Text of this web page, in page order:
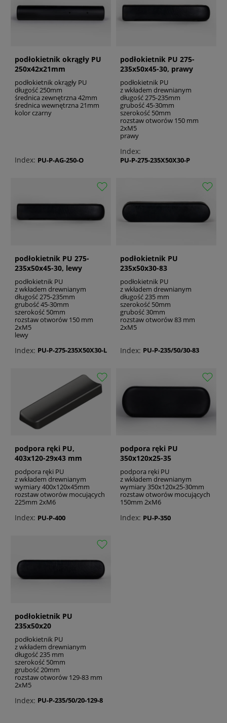
podłokietnik okrągły PU
250x42x21mm
podłokietnik okrągły PU
długość 250mm
średnica zewnętrzna 42mm
średnica wewnętrzna 21mm
kolor czarny
Index: PU-P-AG-250-O
podłokietnik PU 275-
235x50x45-30, prawy
podłokietnik PU
z wkładem drewnianym
długość 275-235mm
grubość 45-30mm
szerokość 50mm
rozstaw otworów 150 mm
2xM5
prawy
Index:
PU-P-275-235X50X30-P
podłokietnik PU 275-
235x50x45-30, lewy
podłokietnik PU
z wkładem drewnianym
długość 275-235mm
grubość 45-30mm
szerokość 50mm
rozstaw otworów 150 mm
2xM5
lewy
Index: PU-P-275-235X50X30-L
podłokietnik PU
235x50x30-83
podłokietnik PU
z wkładem drewnianym
długość 235 mm
szerokość 50mm
grubość 30mm
rozstaw otworów 83 mm
2xM5
Index: PU-P-235/50/30-83
podpora ręki PU,
403x120-29x43 mm
podpora ręki PU
z wkładem drewnianym
wymiary 400x120x45mm
rozstaw otworów mocujących
225mm 2xM6
Index: PU-P-400
podpora ręki PU
350x120x25-35
podpora ręki PU
z wkładem drewnianym
wymiary 350x120x25-30mm
rozstaw otworów mocujących
150mm 2xM6
Index: PU-P-350
podłokietnik PU
235x50x20
podłokietnik PU
z wkładem drewnianym
długość 235 mm
szerokość 50mm
grubość 20mm
rozstaw otworów 129-83 mm
2xM5
Index: PU-P-235/50/20-129-8